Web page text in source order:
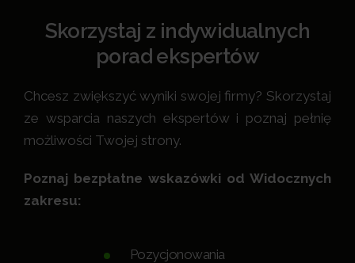
Skorzystaj z indywidualnych
porad ekspertów
Chcesz zwiększyć wyniki swojej firmy? Skorzystaj
ze wsparcia naszych ekspertów i poznaj pełnię
możliwości Twojej strony.
Poznaj bezpłatne wskazówki od Widocznych
zakresu:
Pozycjonowania